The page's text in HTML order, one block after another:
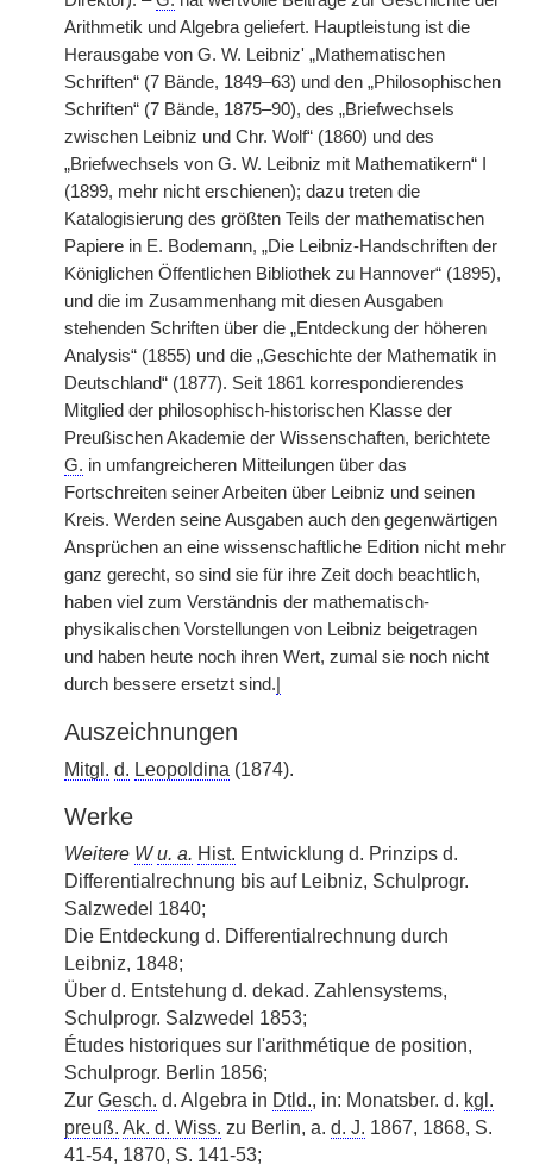
Arithmetik und Algebra geliefert. Hauptleistung ist die
Herausgabe von G. W. Leibniz' „Mathematischen
Schriften“ (7 Bände, 1849–63) und den „Philosophischen
Schriften“ (7 Bände, 1875–90), des „Briefwechsels
zwischen Leibniz und Chr. Wolf“ (1860) und des
„Briefwechsels von G. W. Leibniz mit Mathematikern“ I
(1899, mehr nicht erschienen); dazu treten die
Katalogisierung des größten Teils der mathematischen
Papiere in E. Bodemann, „Die Leibniz-Handschriften der
Königlichen Öffentlichen Bibliothek zu Hannover“ (1895),
und die im Zusammenhang mit diesen Ausgaben
stehenden Schriften über die „Entdeckung der höheren
Analysis“ (1855) und die „Geschichte der Mathematik in
Deutschland“ (1877). Seit 1861 korrespondierendes
Mitglied der philosophisch-historischen Klasse der
Preußischen Akademie der Wissenschaften, berichtete
G. in umfangreicheren Mitteilungen über das
Fortschreiten seiner Arbeiten über Leibniz und seinen
Kreis. Werden seine Ausgaben auch den gegenwärtigen
Ansprüchen an eine wissenschaftliche Edition nicht mehr
ganz gerecht, so sind sie für ihre Zeit doch beachtlich,
haben viel zum Verständnis der mathematisch-
physikalischen Vorstellungen von Leibniz beigetragen
und haben heute noch ihren Wert, zumal sie noch nicht
durch bessere ersetzt sind.
Auszeichnungen
Mitgl. d. Leopoldina (1874).
Werke
Weitere W u. a. Hist. Entwicklung d. Prinzips d.
Differentialrechnung bis auf Leibniz, Schulprogr.
Salzwedel 1840;
Die Entdeckung d. Differentialrechnung durch
Leibniz, 1848;
Über d. Entstehung d. dekad. Zahlensystems,
Schulprogr. Salzwedel 1853;
Études historiques sur l'arithmétique de position,
Schulprogr. Berlin 1856;
Zur Gesch. d. Algebra in Dtld., in: Monatsber. d. kgl.
preuß. Ak. d. Wiss. zu Berlin, a. d. J. 1867, 1868, S.
41-54, 1870, S. 141-53;